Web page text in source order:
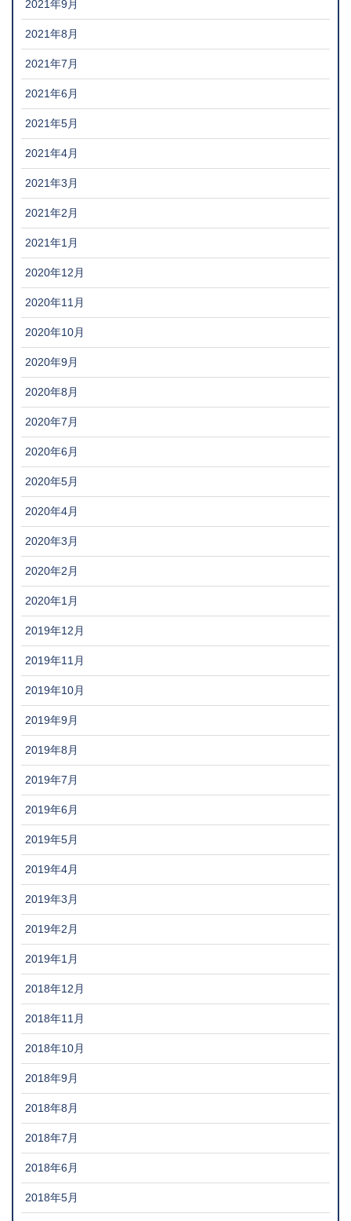
2021年9月
2021年8月
2021年7月
2021年6月
2021年5月
2021年4月
2021年3月
2021年2月
2021年1月
2020年12月
2020年11月
2020年10月
2020年9月
2020年8月
2020年7月
2020年6月
2020年5月
2020年4月
2020年3月
2020年2月
2020年1月
2019年12月
2019年11月
2019年10月
2019年9月
2019年8月
2019年7月
2019年6月
2019年5月
2019年4月
2019年3月
2019年2月
2019年1月
2018年12月
2018年11月
2018年10月
2018年9月
2018年8月
2018年7月
2018年6月
2018年5月